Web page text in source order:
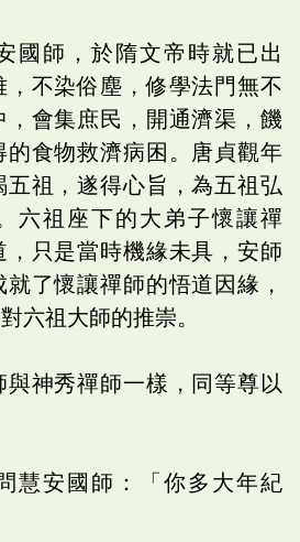
國師，於隋文帝時就已出
，不染俗塵，修學法門無不
會集庶民，開通濟渠，饑
食物救濟病困。唐貞觀年
五祖，遂得心旨，為五祖弘
六祖座下的大弟子懷讓禪
，只是當時機緣未具，安師
了懷讓禪師的悟道因緣，
六祖大師的推崇。
神秀禪師一樣，同等尊以
慧安國師：「你多大年紀